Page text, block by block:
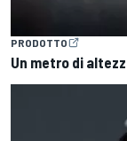
PRODOTTO
Un metro di